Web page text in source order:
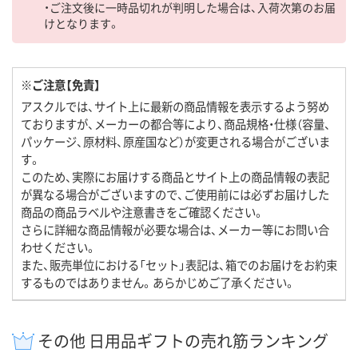
・ご注文後に一時品切れが判明した場合は、入荷次第のお届
けとなります。
※ご注意【免責】
アスクルでは、サイト上に最新の商品情報を表示するよう努め
ておりますが、メーカーの都合等により、商品規格・仕様（容量、
パッケージ、原材料、原産国など）が変更される場合がございま
す。
このため、実際にお届けする商品とサイト上の商品情報の表記
が異なる場合がございますので、ご使用前には必ずお届けした
商品の商品ラベルや注意書きをご確認ください。
さらに詳細な商品情報が必要な場合は、メーカー等にお問い合
わせください。
また、販売単位における「セット」表記は、箱でのお届けをお約束
するものではありません。あらかじめご了承ください。
その他 日用品ギフトの売れ筋ランキング